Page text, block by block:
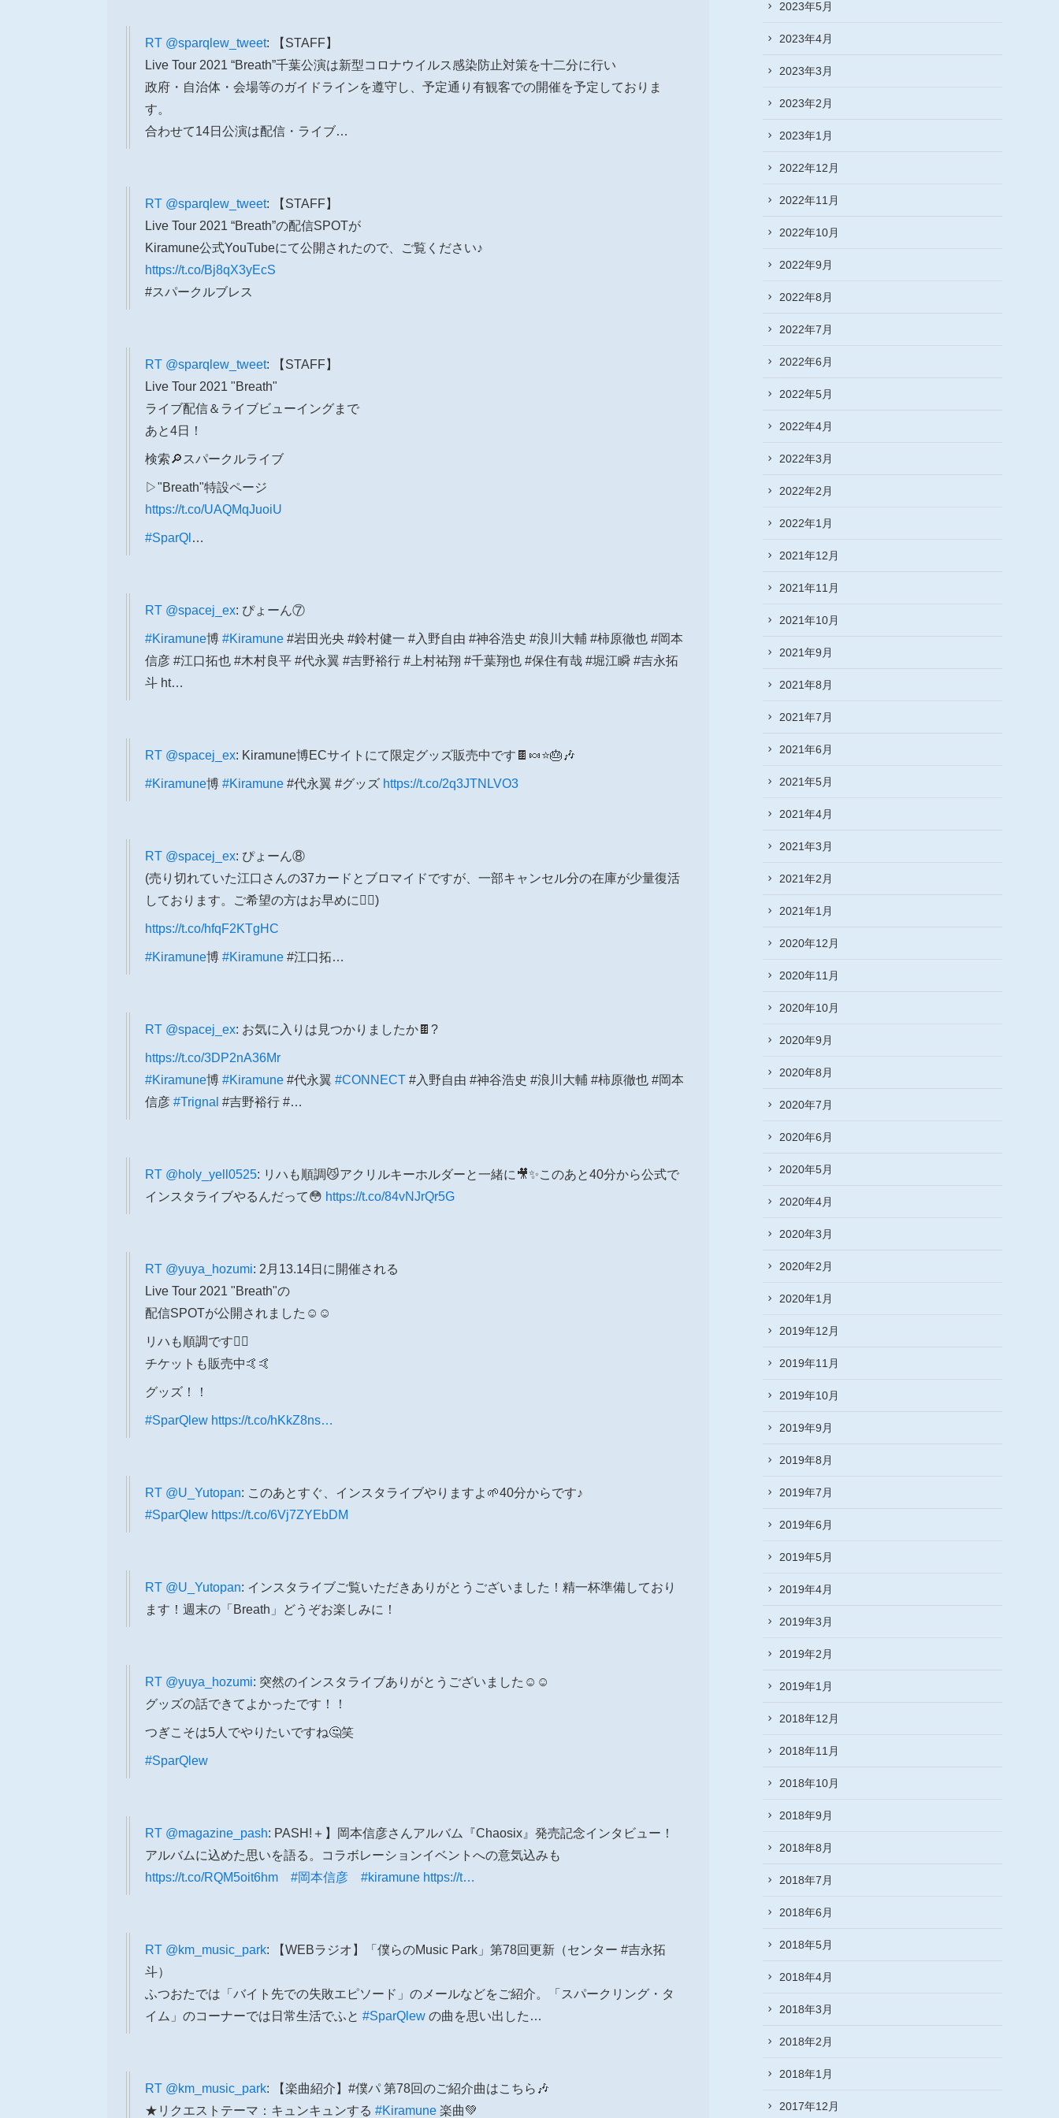
RT @sparqlew_tweet: 【STAFF】
Live Tour 2021 “Breath”千葉公演は新型コロナウイルス感染防止対策を十二分に行い
政府・自治体・会場等のガイドラインを遵守し、予定通り有観客での開催を予定しておりま
す。
合わせて14日公演は配信・ライブ…
RT @sparqlew_tweet: 【STAFF】
Live Tour 2021 “Breath”の配信SPOTが
Kiramune公式YouTubeにて公開されたので、ご覧ください♪
https://t.co/Bj8qX3yEcS
#スパークルブレス
RT @sparqlew_tweet: 【STAFF】
Live Tour 2021 "Breath"
ライブ配信＆ライブビューイングまで
あと4日！
検索🔎スパークルライブ
▷"Breath"特設ページ
https://t.co/UAQMqJuoiU
#SparQl …
RT @spacej_ex: ぴょーん⑦
#Kiramune博 #Kiramune #岩田光央 #鈴村健一 #入野自由 #神谷浩史 #浪川大輔 #柿原徹也 #岡本
信彦 #江口拓也 #木村良平 #代永翼 #吉野裕行 #上村祐翔 #千葉翔也 #保住有哉 #堀江瞬 #吉永拓
斗 ht…
RT @spacej_ex: Kiramune博ECサイトにて限定グッズ販売中です🍫🍬⭐️🎂🎶
#Kiramune博 #Kiramune #代永翼 #グッズ https://t.co/2q3JTNLVO3
RT @spacej_ex: ぴょーん⑧
(売り切れていた江口さんの37カードとブロマイドですが、一部キャンセル分の在庫が少量復活
しております。ご希望の方はお早めに💁‍♀️)
https://t.co/hfqF2KTgHC
#Kiramune博 #Kiramune #江口拓…
RT @spacej_ex: お気に入りは見つかりましたか🍫?
https://t.co/3DP2nA36Mr
#Kiramune博 #Kiramune #代永翼 #CONNECT #入野自由 #神谷浩史 #浪川大輔 #柿原徹也 #岡本
信彦 #Trignal #吉野裕行 #…
RT @holy_yell0525: リハも順調😼アクリルキーホルダーと一緒に🎥✨このあと40分から公式で
インスタライブやるんだって😳 https://t.co/84vNJrQr5G
RT @yuya_hozumi: 2月13.14日に開催される
Live Tour 2021 "Breath"の
配信SPOTが公開されました☺️☺️
リハも順調です🙋‍♂️
チケットも販売中🤙🤙
グッズ！！
#SparQlew https://t.co/hKkZ8ns…
RT @U_Yutopan: このあとすぐ、インスタライブやりますよ🌱40分からです♪
#SparQlew https://t.co/6Vj7ZYEbDM
RT @U_Yutopan: インスタライブご覧いただきありがとうございました！精一杯準備しており
ます！週末の「Breath」どうぞお楽しみに！
RT @yuya_hozumi: 突然のインスタライブありがとうございました☺️☺️
グッズの話できてよかったです！！
つぎこそは5人でやりたいですね🤔笑
#SparQlew
RT @magazine_pash: PASH!＋】岡本信彦さんアルバム『Chaosix』発売記念インタビュー！
アルバムに込めた思いを語る。コラボレーションイベントへの意気込みも
https://t.co/RQM5oit6hm #岡本信彦 #kiramune https://t…
RT @km_music_park: 【WEBラジオ】「僕らのMusic Park」第78回更新（センター #吉永拓
斗）
ふつおたでは「バイト先での失敗エピソード」のメールなどをご紹介。「スパークリング・タ
イム」のコーナーでは日常生活でふと #SparQlew の曲を思い出した…
RT @km_music_park: 【楽曲紹介】#僕パ 第78回のご紹介曲はこちら🎶
★リクエストテーマ：キュンキュンする #Kiramune 楽曲💚
2023年5月
2023年4月
2023年3月
2023年2月
2023年1月
2022年12月
2022年11月
2022年10月
2022年9月
2022年8月
2022年7月
2022年6月
2022年5月
2022年4月
2022年3月
2022年2月
2022年1月
2021年12月
2021年11月
2021年10月
2021年9月
2021年8月
2021年7月
2021年6月
2021年5月
2021年4月
2021年3月
2021年2月
2021年1月
2020年12月
2020年11月
2020年10月
2020年9月
2020年8月
2020年7月
2020年6月
2020年5月
2020年4月
2020年3月
2020年2月
2020年1月
2019年12月
2019年11月
2019年10月
2019年9月
2019年8月
2019年7月
2019年6月
2019年5月
2019年4月
2019年3月
2019年2月
2019年1月
2018年12月
2018年11月
2018年10月
2018年9月
2018年8月
2018年7月
2018年6月
2018年5月
2018年4月
2018年3月
2018年2月
2018年1月
2017年12月